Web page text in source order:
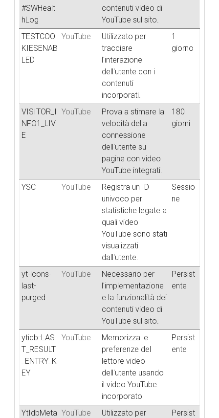
#SWHealt
hLog
contenuti video di
YouTube sul sito.
TESTCOO
KIESENAB
LED
YouTube
Utilizzato per
tracciare
l'interazione
dell'utente con i
contenuti
incorporati.
1
giorno
VISITOR_I
NFO1_LIV
E
YouTube
Prova a stimare la
velocità della
connessione
dell'utente su
pagine con video
YouTube integrati.
180
giorni
YSC YouTube
Registra un ID
univoco per
statistiche legate a
quali video
YouTube sono stati
visualizzati
dall'utente.
Sessio
ne
yt-icons-
last-
purged
YouTube
Necessario per
l'implementazione
e la funzionalità dei
contenuti video di
YouTube sul sito.
Persist
ente
ytidb::LAS
T_RESULT
_ENTRY_K
EY
YouTube
Memorizza le
preferenze del
lettore video
dell'utente usando
il video YouTube
incorporato
Persist
ente
YtIdbMeta YouTube Utilizzato per Persist